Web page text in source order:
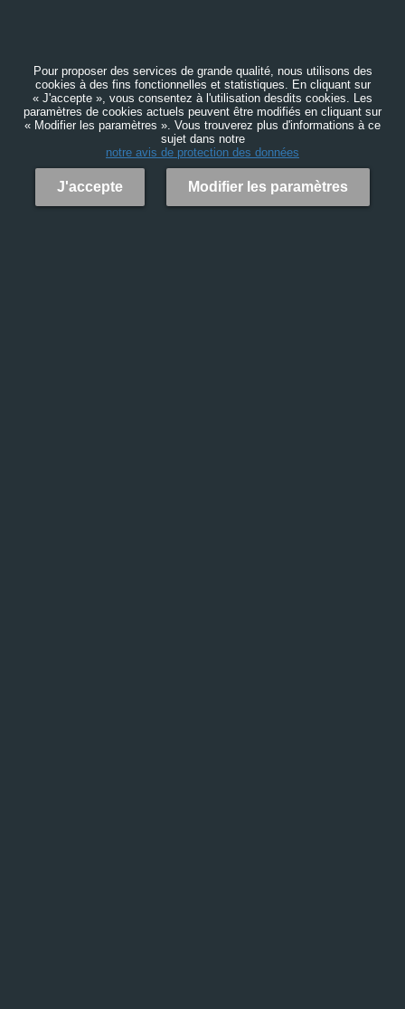
Pour proposer des services de grande qualité, nous utilisons des
cookies à des fins fonctionnelles et statistiques. En cliquant sur
« J'accepte », vous consentez à l'utilisation desdits cookies. Les
paramètres de cookies actuels peuvent être modifiés en cliquant sur
« Modifier les paramètres ». Vous trouverez plus d'informations à ce
sujet dans notre
notre avis de protection des données
J'accepte Modifier les paramètres